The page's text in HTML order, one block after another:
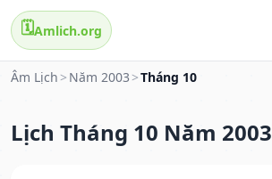
🗓️Amlich.org
Âm Lịch > Năm 2003 >Tháng 10
Lịch Tháng 10 Năm 2003